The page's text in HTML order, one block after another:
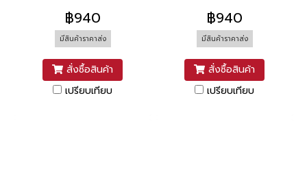
฿940
มีสินค้าราคาส่ง
สั่งซื้อสินค้า
เปรียบเทียบ
฿940
มีสินค้าราคาส่ง
สั่งซื้อสินค้า
เปรียบเทียบ